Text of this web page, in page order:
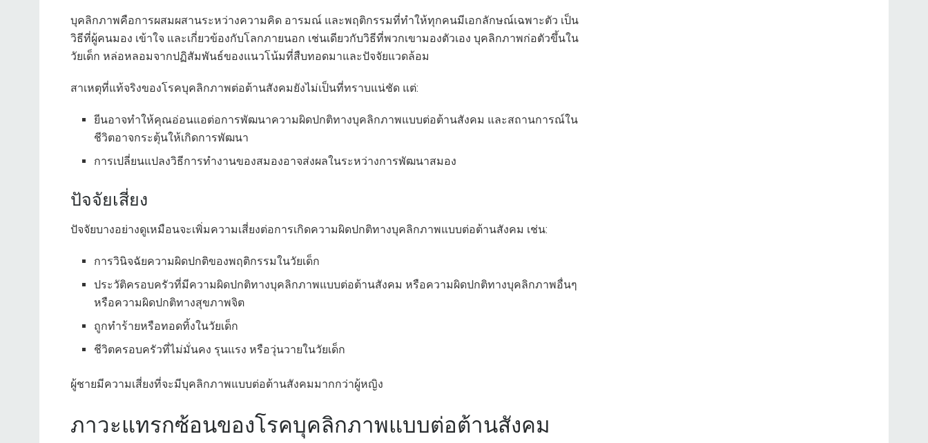
บุคลิกภาพคือการผสมผสานระหว่างความคิด อารมณ์ และพฤติกรรมที่ทำให้ทุกคนมีเอกลักษณ์เฉพาะตัว เป็น
วิธีที่ผู้คนมอง เข้าใจ และเกี่ยวข้องกับโลกภายนอก เช่นเดียวกับวิธีที่พวกเขามองตัวเอง บุคลิกภาพก่อตัวขึ้นใน
วัยเด็ก หล่อหลอมจากปฏิสัมพันธ์ของแนวโน้มที่สืบทอดมาและปัจจัยแวดล้อม
สาเหตุที่แท้จริงของโรคบุคลิกภาพต่อต้านสังคมยังไม่เป็นที่ทราบแน่ชัด แต่:
ยีนอาจทำให้คุณอ่อนแอต่อการพัฒนาความผิดปกติทางบุคลิกภาพแบบต่อต้านสังคม และสถานการณ์ใน
ชีวิตอาจกระตุ้นให้เกิดการพัฒนา
การเปลี่ยนแปลงวิธีการทำงานของสมองอาจส่งผลในระหว่างการพัฒนาสมอง
ปัจจัยเสี่ยง
ปัจจัยบางอย่างดูเหมือนจะเพิ่มความเสี่ยงต่อการเกิดความผิดปกติทางบุคลิกภาพแบบต่อต้านสังคม เช่น:
การวินิจฉัยความผิดปกติของพฤติกรรมในวัยเด็ก
ประวัติครอบครัวที่มีความผิดปกติทางบุคลิกภาพแบบต่อต้านสังคม หรือความผิดปกติทางบุคลิกภาพอื่นๆ
หรือความผิดปกติทางสุขภาพจิต
ถูกทำร้ายหรือทอดทิ้งในวัยเด็ก
ชีวิตครอบครัวที่ไม่มั่นคง รุนแรง หรือวุ่นวายในวัยเด็ก
ผู้ชายมีความเสี่ยงที่จะมีบุคลิกภาพแบบต่อต้านสังคมมากกว่าผู้หญิง
ภาวะแทรกซ้อนของโรคบุคลิกภาพแบบต่อต้านสังคม